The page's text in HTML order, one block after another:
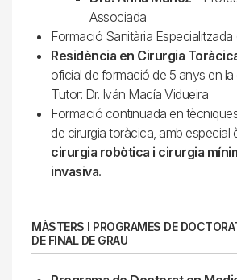
Associada
Formació Sanitària
Residència en Cirurgia
oficial de formació de 5 anys en la
Tutor: Dr. Iván Macía Vidueira
Formació continuada en
de cirurgia toràcica, amb especial
cirurgia robòtica i cirurgia
invasiva.
MÀSTERS I PROGRAMES DE
DE FINAL DE GRAU